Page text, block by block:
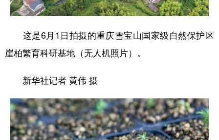
这是6月1日拍摄的重庆雪宝山国家级自然保护区
崖柏繁育科研基地（无人机照片）。
新华社记者 黄伟 摄